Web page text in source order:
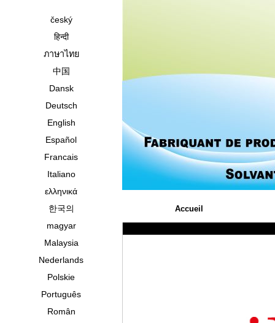
český
हिन्दी
ภาษาไทย
中国
Dansk
Deutsch
English
Español
Francais
Italiano
ελληνικά
한국의
magyar
Malaysia
Nederlands
Polskie
Português
Român
Accueil